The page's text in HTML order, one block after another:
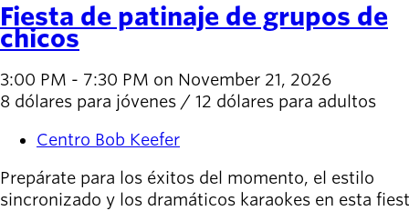
Fiesta de patinaje de grupos de
chicos
3:00 PM - 7:30 PM on November 21, 2026
8 dólares para jóvenes / 12 dólares para adultos
Centro Bob Keefer
Prepárate para los éxitos del momento, el estilo
sincronizado y los dramáticos karaokes en esta